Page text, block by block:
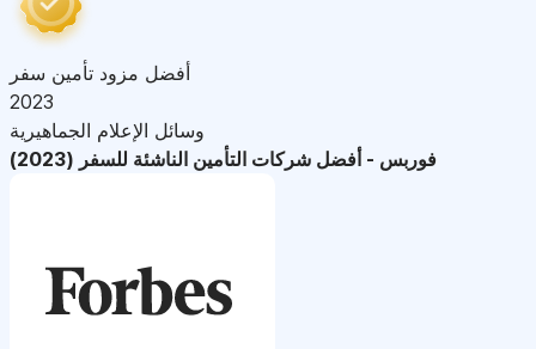
أفضل مزود تأمين سفر
2023
وسائل الإعلام الجماهيرية
فوربس - أفضل شركات التأمين الناشئة للسفر (2023)